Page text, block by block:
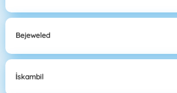
Bejeweled
İskambil